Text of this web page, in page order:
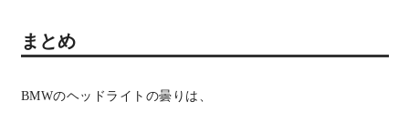
まとめ
BMWのヘッドライトの曇りは、